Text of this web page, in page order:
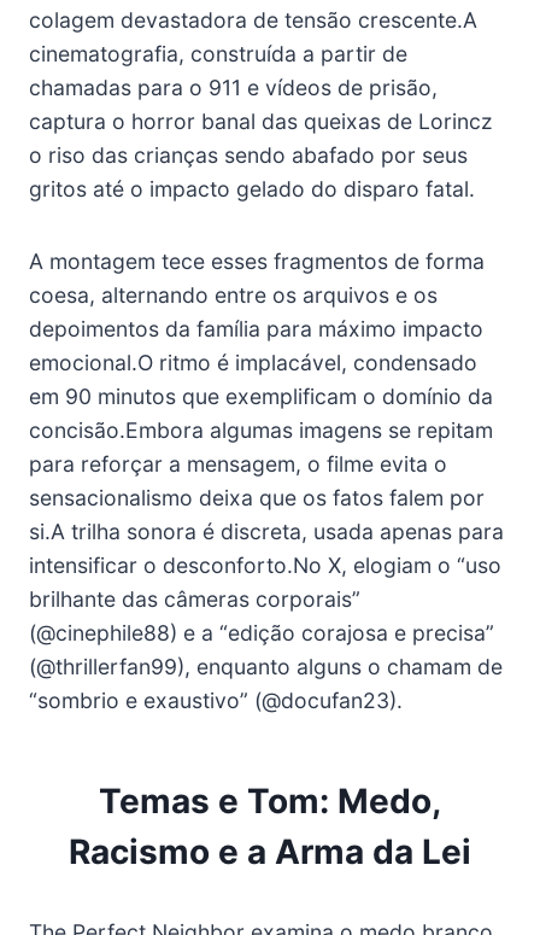
colagem devastadora de tensão crescente.A
cinematografia, construída a partir de
chamadas para o 911 e vídeos de prisão,
captura o horror banal das queixas de Lorincz
o riso das crianças sendo abafado por seus
gritos até o impacto gelado do disparo fatal.
A montagem tece esses fragmentos de forma
coesa, alternando entre os arquivos e os
depoimentos da família para máximo impacto
emocional.O ritmo é implacável, condensado
em 90 minutos que exemplificam o domínio da
concisão.Embora algumas imagens se repitam
para reforçar a mensagem, o filme evita o
sensacionalismo deixa que os fatos falem por
si.A trilha sonora é discreta, usada apenas para
intensificar o desconforto.No X, elogiam o “uso
brilhante das câmeras corporais”
(@cinephile88) e a “edição corajosa e precisa”
(@thrillerfan99), enquanto alguns o chamam de
“sombrio e exaustivo” (@docufan23).
Temas e Tom: Medo,
Racismo e a Arma da Lei